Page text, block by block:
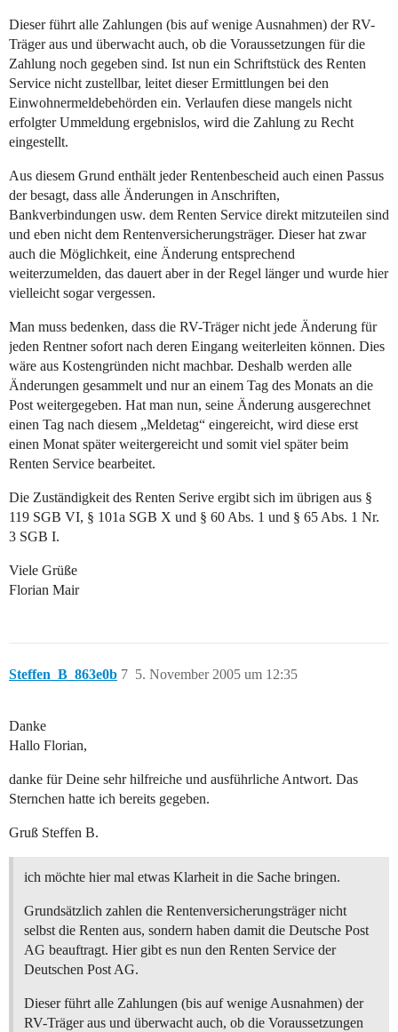
Dieser führt alle Zahlungen (bis auf wenige Ausnahmen) der RV-
Träger aus und überwacht auch, ob die Voraussetzungen für die
Zahlung noch gegeben sind. Ist nun ein Schriftstück des Renten
Service nicht zustellbar, leitet dieser Ermittlungen bei den
Einwohnermeldebehörden ein. Verlaufen diese mangels nicht
erfolgter Ummeldung ergebnislos, wird die Zahlung zu Recht
eingestellt.
Aus diesem Grund enthält jeder Rentenbescheid auch einen Passus
der besagt, dass alle Änderungen in Anschriften,
Bankverbindungen usw. dem Renten Service direkt mitzuteilen sind
und eben nicht dem Rentenversicherungsträger. Dieser hat zwar
auch die Möglichkeit, eine Änderung entsprechend
weiterzumelden, das dauert aber in der Regel länger und wurde hier
vielleicht sogar vergessen.
Man muss bedenken, dass die RV-Träger nicht jede Änderung für
jeden Rentner sofort nach deren Eingang weiterleiten können. Dies
wäre aus Kostengründen nicht machbar. Deshalb werden alle
Änderungen gesammelt und nur an einem Tag des Monats an die
Post weitergegeben. Hat man nun, seine Änderung ausgerechnet
einen Tag nach diesem „Meldetag“ eingereicht, wird diese erst
einen Monat später weitergereicht und somit viel später beim
Renten Service bearbeitet.
Die Zuständigkeit des Renten Serive ergibt sich im übrigen aus §
119 SGB VI, § 101a SGB X und § 60 Abs. 1 und § 65 Abs. 1 Nr.
3 SGB I.
Viele Grüße
Florian Mair
Steffen_B_863e0b 5. November 2005 um 12:35
7
Danke
Hallo Florian,
danke für Deine sehr hilfreiche und ausführliche Antwort. Das
Sternchen hatte ich bereits gegeben.
Gruß Steffen B.
ich möchte hier mal etwas Klarheit in die Sache bringen.
Grundsätzlich zahlen die Rentenversicherungsträger nicht
selbst die Renten aus, sondern haben damit die Deutsche Post
AG beauftragt. Hier gibt es nun den Renten Service der
Deutschen Post AG.
Dieser führt alle Zahlungen (bis auf wenige Ausnahmen) der
RV-Träger aus und überwacht auch, ob die Voraussetzungen